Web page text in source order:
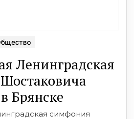
Ленинградская
Брянске
симфония